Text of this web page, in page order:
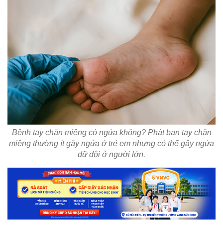
Bệnh tay chân miệng có ngứa không? Phát ban tay chân
miệng thường ít gây ngứa ở trẻ em nhưng có thể gây ngứa
dữ dội ở người lớn.